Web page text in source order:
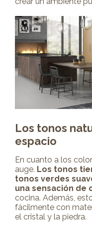
Los tonos
espacio
En cuanto a los
auge. Los tonos
tonos verdes
una sensación de
cocina. Además,
fácilmente con
el cristal y la piedra.